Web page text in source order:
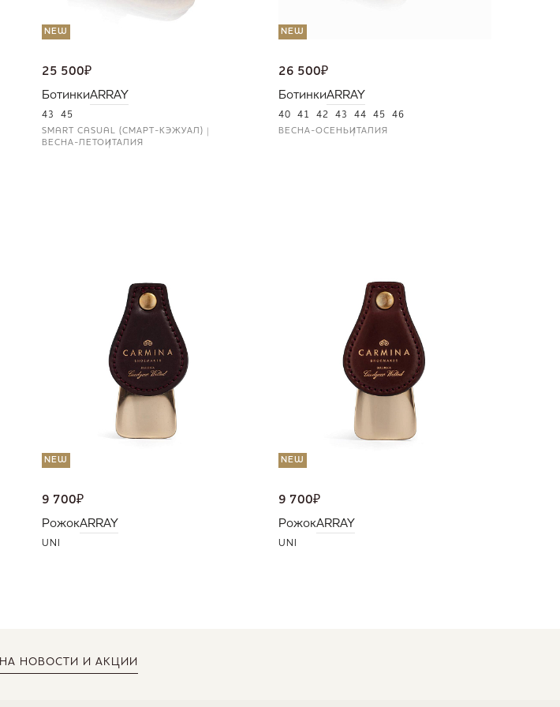
NEW
25 500₽
БотинкиARRAY
43 45
SMART CASUAL (СМАРТ-КЭЖУАЛ)
ВЕСНА-ЛЕТОИТАЛИЯ
NEW
26 500₽
БотинкиARRAY
40 41 42 43 44 45 46
ВЕСНА-ОСЕНЬИТАЛИЯ
NEW
9 700₽
РожокARRAY
UNI
NEW
9 700₽
РожокARRAY
UNI
НА НОВОСТИ И АКЦИИ